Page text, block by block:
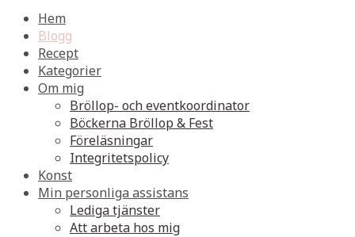
Hem
Blogg
Recept
Kategorier
Om mig
Bröllop- och eventkoordinator
Böckerna Bröllop & Fest
Föreläsningar
Integritetspolicy
Konst
Min personliga assistans
Lediga tjänster
Att arbeta hos mig